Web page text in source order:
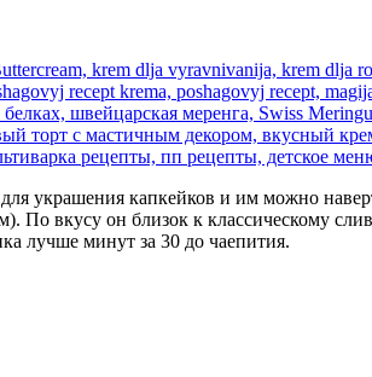
украшения капкейков и им можно
По вкусу он близок к классическому
лучше минут за 30 до чаепития.